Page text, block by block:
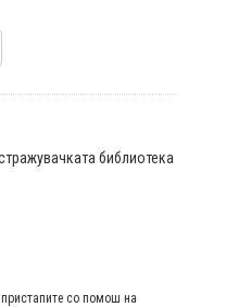
библиотека
со помош на